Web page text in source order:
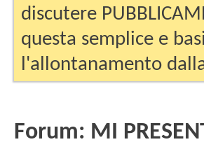
discutere
questa semplice e
l'allontanamento
Forum: MI